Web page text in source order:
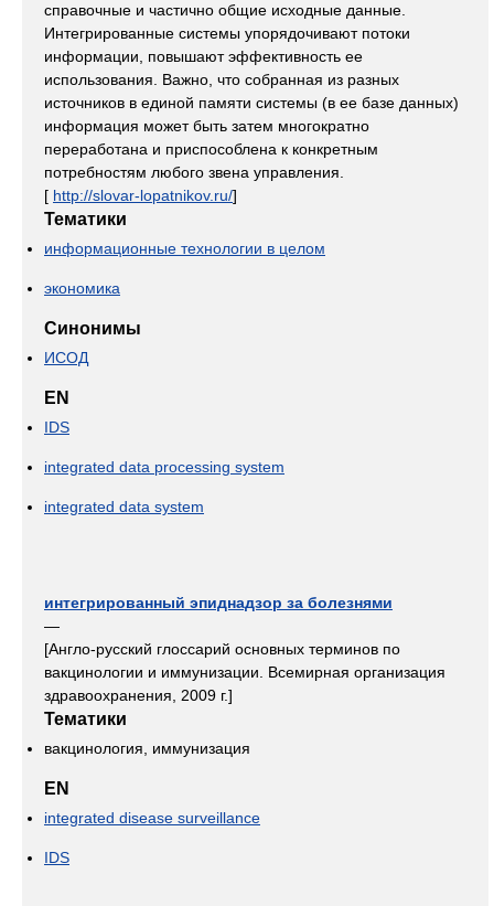
справочные и частично общие исходные данные.
Интегрированные системы упорядочивают потоки
информации, повышают эффективность ее
использования. Важно, что собранная из разных
источников в единой памяти системы (в ее базе данных)
информация может быть затем многократно
переработана и приспособлена к конкретным
потребностям любого звена управления.
[ http://slovar-lopatnikov.ru/]
Тематики
информационные технологии в целом
экономика
Синонимы
ИСОД
EN
IDS
integrated data processing system
integrated data system
интегрированный эпиднадзор за болезнями
—
[Англо-русский глоссарий основных терминов по
вакцинологии и иммунизации. Всемирная организация
здравоохранения, 2009 г.]
Тематики
вакцинология, иммунизация
EN
integrated disease surveillance
IDS